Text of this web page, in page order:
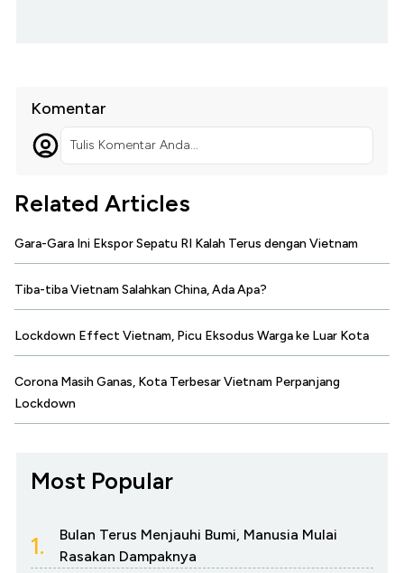
Komentar
Tulis Komentar Anda...
Related Articles
Gara-Gara Ini Ekspor Sepatu RI Kalah Terus dengan Vietnam
Tiba-tiba Vietnam Salahkan China, Ada Apa?
Lockdown Effect Vietnam, Picu Eksodus Warga ke Luar Kota
Corona Masih Ganas, Kota Terbesar Vietnam Perpanjang
Lockdown
Most Popular
1.
Bulan Terus Menjauhi Bumi, Manusia Mulai
Rasakan Dampaknya